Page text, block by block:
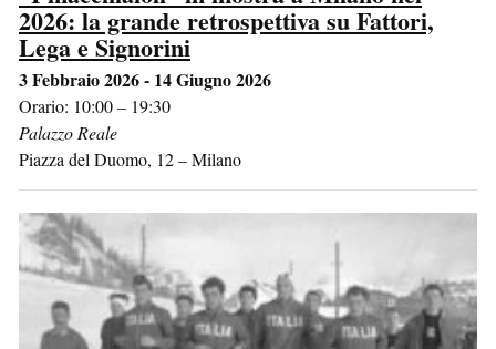
2026: la grande retrospettiva su Fattori,
Lega e Signorini
3 Febbraio 2026 - 14 Giugno 2026
Orario: 10:00 – 19:30
Palazzo Reale
Piazza del Duomo, 12–Milano